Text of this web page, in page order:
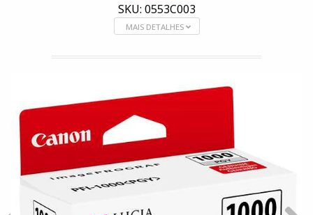
SKU: 0553C003
MAIS DETALHES